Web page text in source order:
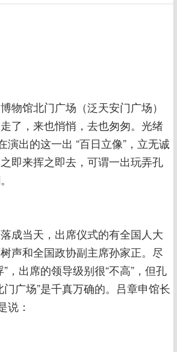
物馆北门广场（泛天安门广场）
了，来也悄悄，去也匆匆。光绪
演出的这一出 “百日立像”，立无诚
即来挥之即去，可谓一出玩弄孔
成当天，出席仪式的有全国人大
声和全国政协副主席孙家正。尽
，出席的领导级别很“不高”，但孔
广场”是千真万确的。吕章申馆长
说：